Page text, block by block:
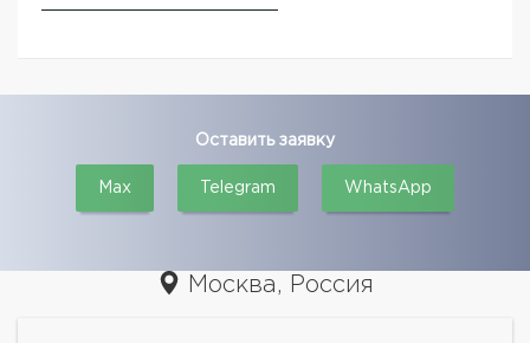
Оставить заявку
Max Telegram WhatsApp
Москва, Россия